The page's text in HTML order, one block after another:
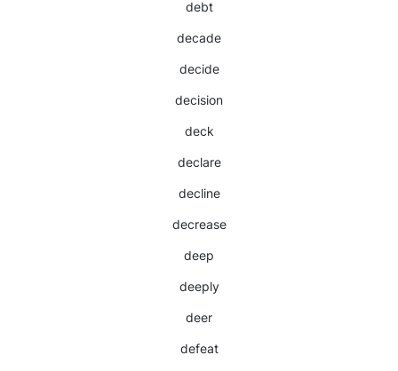
debt
decade
decide
decision
deck
declare
decline
decrease
deep
deeply
deer
defeat